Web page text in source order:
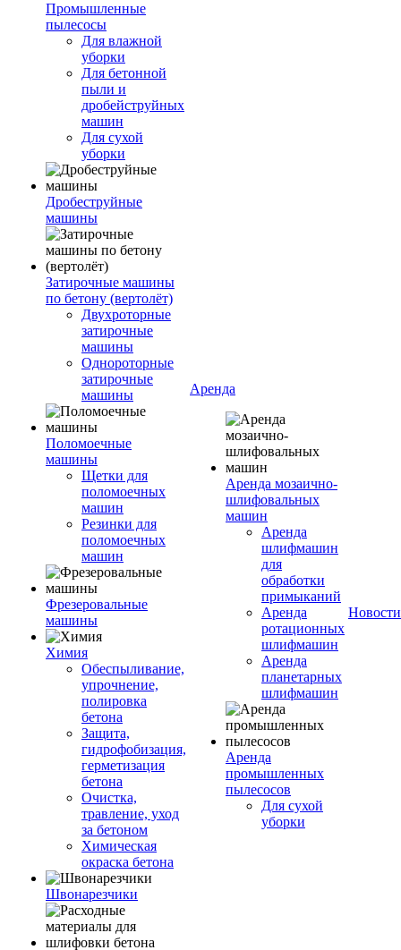
Промышленные
пылесосы
Для влажной
уборки
Для бетонной
пыли и
дробейструйных
машин
Для сухой
уборки
Дробеструйные
машины
Затирочные машины
по бетону (вертолёт)
Двухроторные
затирочные
машины
Однороторные
затирочные
машины
Поломоечные
машины
Щетки для
поломоечных
машин
Резинки для
поломоечных
машин
Фрезеровальные
машины
Химия
Обеспыливание,
упрочнение,
полировка
бетона
Защита,
гидрофобизация,
герметизация
бетона
Очистка,
травление, уход
за бетоном
Химическая
окраска бетона
Швонарезчики
Аренда
Аренда мозаично-
шлифовальных
машин
Аренда
шлифмашин
для
обработки
примыканий
Аренда
ротационных
шлифмашин
Аренда
планетарных
шлифмашин
Аренда
промышленных
пылесосов
Для сухой
уборки
Новости